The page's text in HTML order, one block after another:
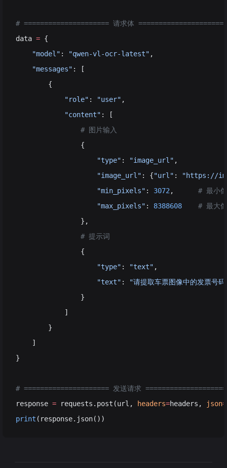
# ===================== 请求体 =====================
data = {
    "model"
: "qwen-vl-ocr-latest" ,
    "messages"
: [
        {
            "role"
: "user" ,
            "content"
: [
                # 图片输入
                {
                    "type"
: "image_url" ,
                    "image_url"
: {"url" :
"https://
                    "min_pixels"
: 3072 , # 最小
                    "max_pixels"
: 8388608
# 最大
                },
                # 提示词
                {
                    "type"
: "text" ,
                    "text"
:
"请提取车票图像中的发票
                }
            ]
        }
    ]
}
# ===================== 发送请求
response = requests.post(url, headers=headers, json=
print (response.json())